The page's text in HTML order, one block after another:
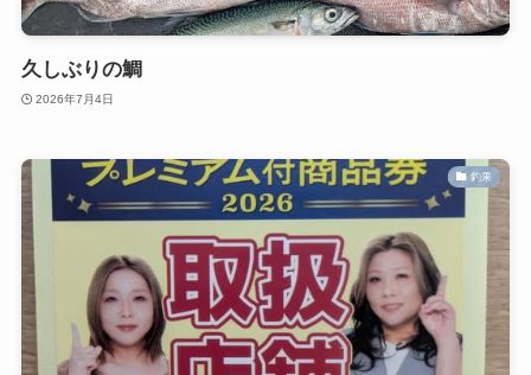
久しぶりの鯛
2026年7月4日
釣果